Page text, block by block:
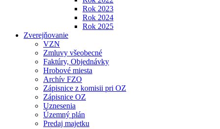
Rok 2023
Rok 2024
Rok 2025
Zverejňovanie
VZN
Zmluvy všeobecné
Faktúry, Objednávky
Hrobové miesta
Archív FZO
Zápisnice z komisii pri OZ
Zápisnice OZ
Uznesenia
Územný plán
Predaj majetku